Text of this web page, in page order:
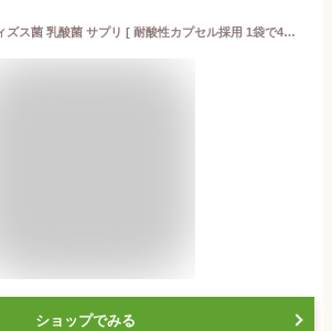
ビオナス ビフィズス菌 乳酸菌 サプリ [ 耐酸性カプセル採用 1袋で4兆個 ] 生きた 酪酸菌 ナットウキナーゼ オリゴ糖 1日1粒 / 2袋セット
ショップでみる